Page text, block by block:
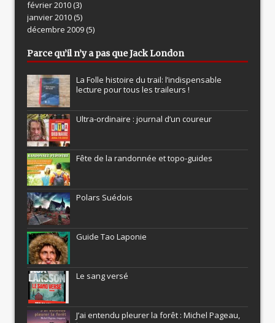
février 2010(3)
janvier 2010(5)
décembre 2009(5)
Parce qu’il n’y a pas que Jack London
La Folle histoire du trail: l’indispensable
lecture pour tous les traileurs !
Ultra-ordinaire : journal d’un coureur
Fête de la randonnée et topo-guides
Polars Suédois
Guide Tao Laponie
Le sang versé
J’ai entendu pleurer la forêt : Michel Pageau,